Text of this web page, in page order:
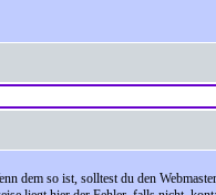
dem so ist, solltest du den